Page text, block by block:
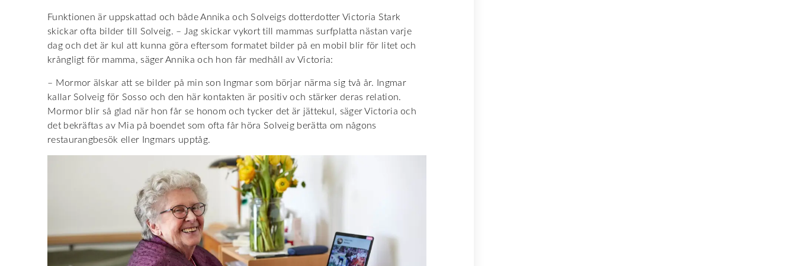
Funktionen är uppskattad och både Annika och Solveigs dotterdotter Victoria Stark
skickar ofta bilder till Solveig. – Jag skickar vykort till mammas surfplatta nästan varje
dag och det är kul att kunna göra eftersom formatet bilder på en mobil blir för litet och
krångligt för mamma, säger Annika och hon får medhåll av Victoria:
– Mormor älskar att se bilder på min son Ingmar som börjar närma sig två år. Ingmar
kallar Solveig för Sosso och den här kontakten är positiv och stärker deras relation.
Mormor blir så glad när hon får se honom och tycker det är jättekul, säger Victoria och
det bekräftas av Mia på boendet som ofta får höra Solveig berätta om någons
restaurangbesök eller Ingmars upptåg.